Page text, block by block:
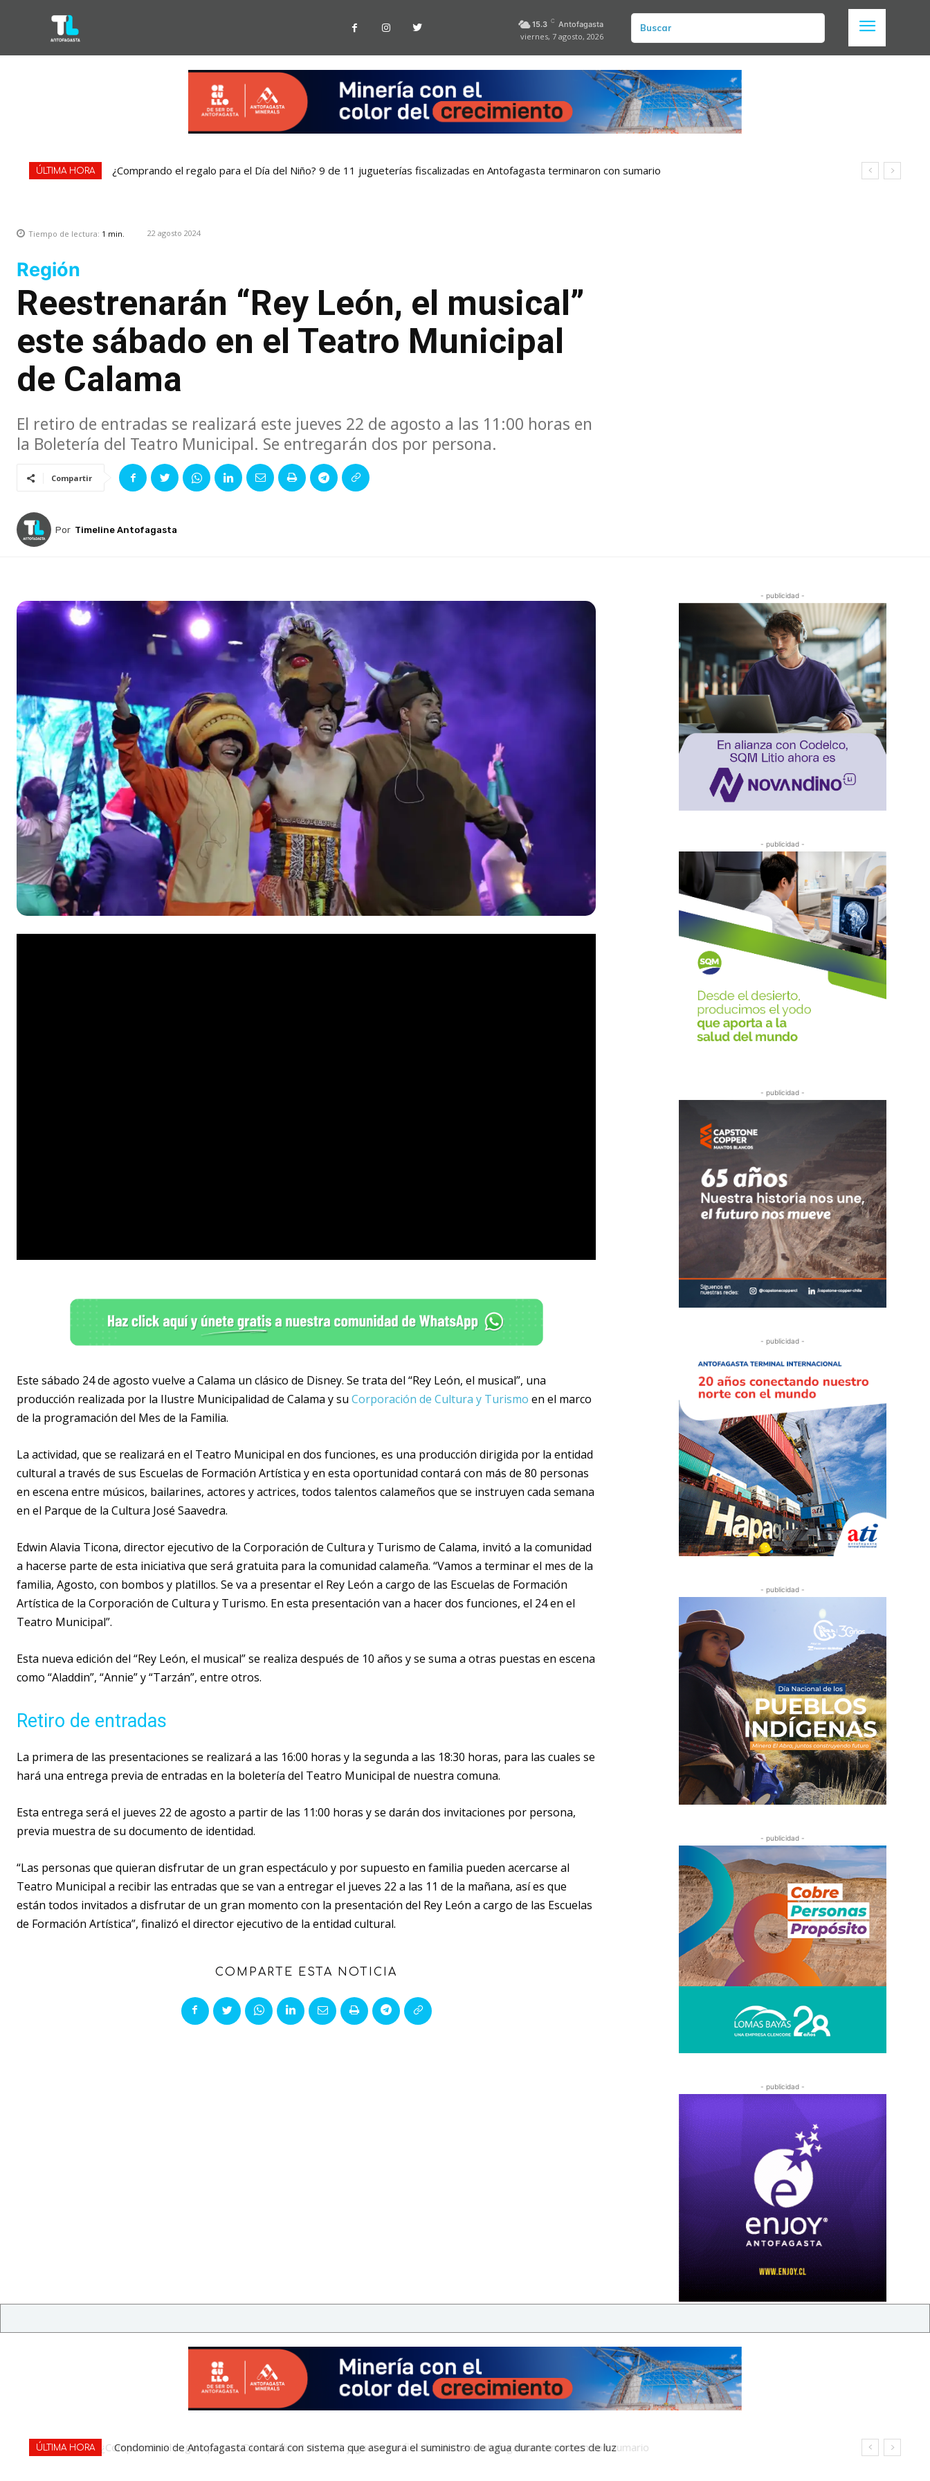
15.3 C Antofagasta
viernes, 7 agosto, 2026
Buscar
ÚLTIMA HORA ¿Comprando el regalo para el Día del Niño? 9 de 11 jugueterías fiscalizadas en Antofagasta terminaron con sumario
Tiempo de lectura: 1 min. 22 agosto 2024
Región
Reestrenarán “Rey León, el musical”
este sábado en el Teatro Municipal
de Calama
El retiro de entradas se realizará este jueves 22 de agosto a las 11:00 horas en
la Boletería del Teatro Municipal. Se entregarán dos por persona.
Compartir
Por Timeline Antofagasta
Este sábado 24 de agosto vuelve a Calama un clásico de Disney. Se trata del “Rey León, el musical”, una
producción realizada por la Ilustre Municipalidad de Calama y su Corporación de Cultura y Turismo en el marco
de la programación del Mes de la Familia.
La actividad, que se realizará en el Teatro Municipal en dos funciones, es una producción dirigida por la entidad
cultural a través de sus Escuelas de Formación Artística y en esta oportunidad contará con más de 80 personas
en escena entre músicos, bailarines, actores y actrices, todos talentos calameños que se instruyen cada semana
en el Parque de la Cultura José Saavedra.
Edwin Alavia Ticona, director ejecutivo de la Corporación de Cultura y Turismo de Calama, invitó a la comunidad
a hacerse parte de esta iniciativa que será gratuita para la comunidad calameña. “Vamos a terminar el mes de la
familia, Agosto, con bombos y platillos. Se va a presentar el Rey León a cargo de las Escuelas de Formación
Artística de la Corporación de Cultura y Turismo. En esta presentación van a hacer dos funciones, el 24 en el
Teatro Municipal”.
Esta nueva edición del “Rey León, el musical” se realiza después de 10 años y se suma a otras puestas en escena
como “Aladdin”, “Annie” y “Tarzán”, entre otros.
Retiro de entradas
La primera de las presentaciones se realizará a las 16:00 horas y la segunda a las 18:30 horas, para las cuales se
hará una entrega previa de entradas en la boletería del Teatro Municipal de nuestra comuna.
Esta entrega será el jueves 22 de agosto a partir de las 11:00 horas y se darán dos invitaciones por persona,
previa muestra de su documento de identidad.
“Las personas que quieran disfrutar de un gran espectáculo y por supuesto en familia pueden acercarse al
Teatro Municipal a recibir las entradas que se van a entregar el jueves 22 a las 11 de la mañana, así es que
están todos invitados a disfrutar de un gran momento con la presentación del Rey León a cargo de las Escuelas
de Formación Artística”, finalizó el director ejecutivo de la entidad cultural.
COMPARTE ESTA NOTICIA
- publicidad -
- publicidad -
- publicidad -
- publicidad -
- publicidad -
- publicidad -
- publicidad -